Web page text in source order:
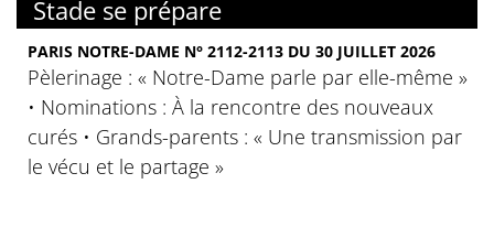
Stade se prépare
PARIS NOTRE-DAME N° 2112-2113 DU 30 JUILLET 2026
Pèlerinage : « Notre-Dame parle par elle-même »
• Nominations : À la rencontre des nouveaux
curés • Grands-parents : « Une transmission par
le vécu et le partage »